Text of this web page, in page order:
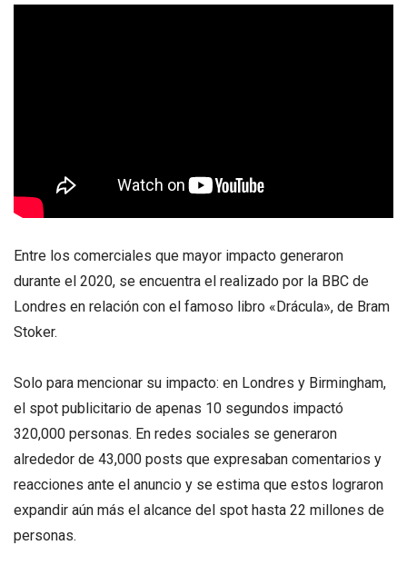
Entre los comerciales que mayor impacto generaron
durante el 2020, se encuentra el realizado por la BBC de
Londres en relación con el famoso libro «Drácula», de Bram
Stoker.
Solo para mencionar su impacto: en Londres y Birmingham,
el spot publicitario de apenas 10 segundos impactó
320,000 personas. En redes sociales se generaron
alrededor de 43,000 posts que expresaban comentarios y
reacciones ante el anuncio y se estima que estos lograron
expandir aún más el alcance del spot hasta 22 millones de
personas.